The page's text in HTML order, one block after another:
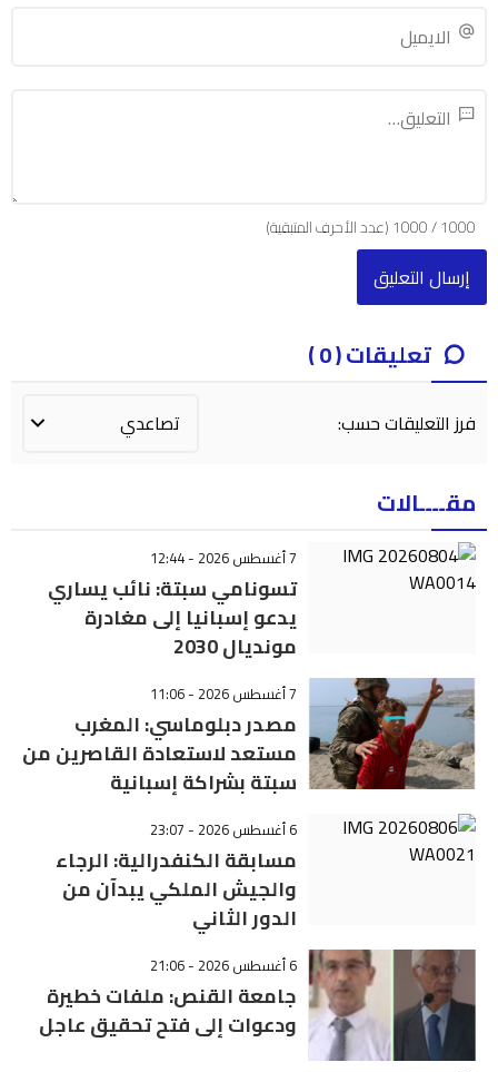
1000
/
1000(عدد الأحرف المتبقية)
تعليقات ( 0 )
فرز التعليقات حسب:
مقــــالات
7 أغسطس 2026 - 12:44
تسونامي سبتة: نائب يساري
يدعو إسبانيا إلى مغادرة
مونديال 2030
7 أغسطس 2026 - 11:06
مصدر دبلوماسي: المغرب
مستعد لاستعادة القاصرين من
سبتة بشراكة إسبانية
6 أغسطس 2026 - 23:07
مسابقة الكنفدرالية: الرجاء
والجيش الملكي يبدآن من
الدور الثاني
6 أغسطس 2026 - 21:06
جامعة القنص: ملفات خطيرة
ودعوات إلى فتح تحقيق عاجل